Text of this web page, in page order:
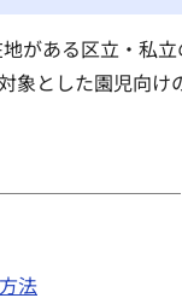
がある区立・私
象とした園児向け
法